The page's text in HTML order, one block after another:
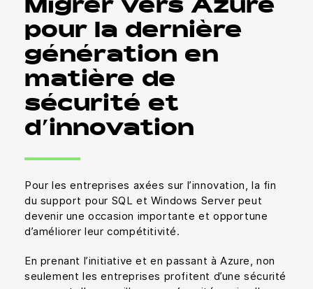
Migrer vers Azure
pour la dernière
génération en
matière de
sécurité et
d’innovation
Pour les entreprises axées sur l’innovation, la fin
du support pour SQL et Windows Server peut
devenir une occasion importante et opportune
d’améliorer leur compétitivité.
En prenant l’initiative et en passant à Azure, non
seulement les entreprises profitent d’une sécurité